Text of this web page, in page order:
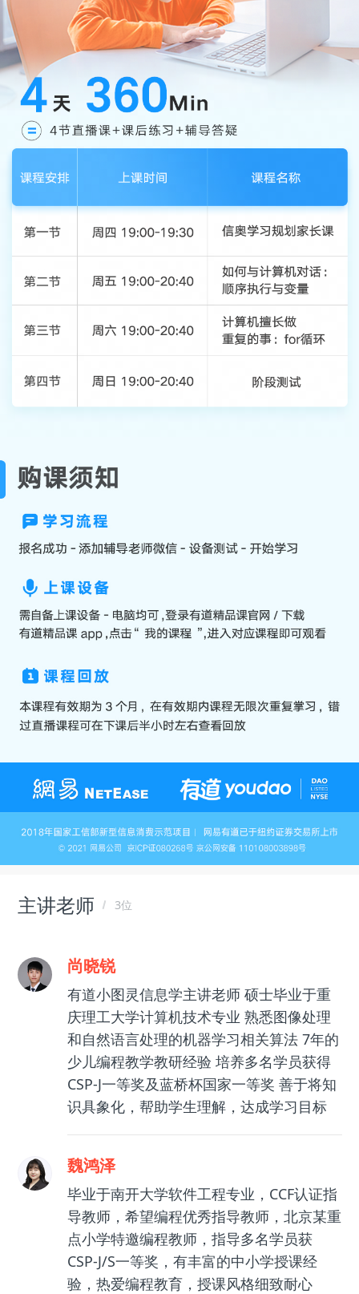
主讲老师 3位
尚晓锐
有道小图灵信息学主讲老师 硕士毕业于重
庆理工大学计算机技术专业 熟悉图像处理
和自然语言处理的机器学习相关算法 7年的
少儿编程教学教研经验 培养多名学员获得
CSP-J一等奖及蓝桥杯国家一等奖 善于将知
识具象化，帮助学生理解，达成学习目标
魏鸿泽
毕业于南开大学软件工程专业，CCF认证指
导教师，希望编程优秀指导教师，北京某重
点小学特邀编程教师，指导多名学员获
CSP-J/S一等奖，有丰富的中小学授课经
验，热爱编程教育，授课风格细致耐心